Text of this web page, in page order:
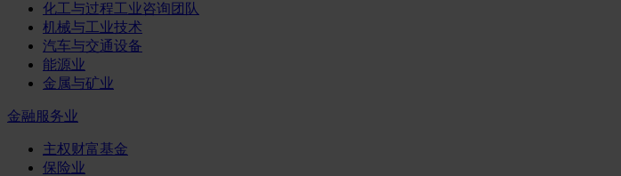
化工与过程工业咨询团队
机械与工业技术
汽车与交通设备
能源业
金属与矿业
金融服务业
主权财富基金
保险业